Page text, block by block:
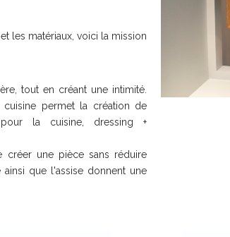
les matériaux, voici la mission
tout en créant une intimité.
permet la création de
pour la cuisine, dressing +
créer une pièce sans réduire
que l'assise donnent une